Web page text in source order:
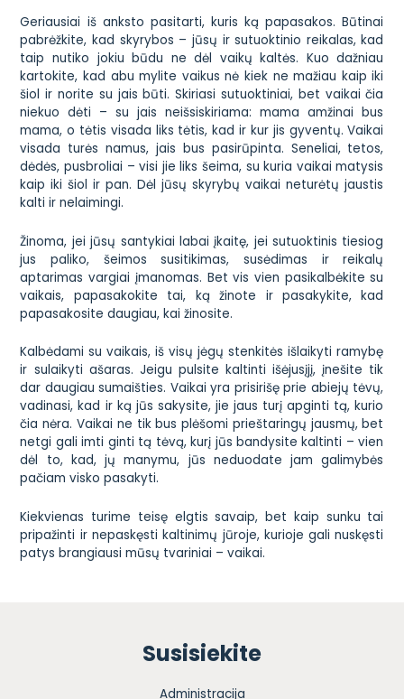
Geriausiai iš anksto pasitarti, kuris ką papasakos. Būtinai
pabrėžkite, kad skyrybos – jūsų ir sutuoktinio reikalas, kad
taip nutiko jokiu būdu ne dėl vaikų kaltės. Kuo dažniau
kartokite, kad abu mylite vaikus nė kiek ne mažiau kaip iki
šiol ir norite su jais būti. Skiriasi sutuoktiniai, bet vaikai čia
niekuo dėti – su jais neišsiskiriama: mama amžinai bus
mama, o tėtis visada liks tėtis, kad ir kur jis gyventų. Vaikai
visada turės namus, jais bus pasirūpinta. Seneliai, tetos,
dėdės, pusbroliai – visi jie liks šeima, su kuria vaikai matysis
kaip iki šiol ir pan. Dėl jūsų skyrybų vaikai neturėtų jaustis
kalti ir nelaimingi.
Žinoma, jei jūsų santykiai labai įkaitę, jei sutuoktinis tiesiog
jus paliko, šeimos susitikimas, susėdimas ir reikalų
aptarimas vargiai įmanomas. Bet vis vien pasikalbėkite su
vaikais, papasakokite tai, ką žinote ir pasakykite, kad
papasakosite daugiau, kai žinosite.
Kalbėdami su vaikais, iš visų jėgų stenkitės išlaikyti ramybę
ir sulaikyti ašaras. Jeigu pulsite kaltinti išėjusįjį, įnešite tik
dar daugiau sumaišties. Vaikai yra prisirišę prie abiejų tėvų,
vadinasi, kad ir ką jūs sakysite, jie jaus turį apginti tą, kurio
čia nėra. Vaikai ne tik bus plėšomi prieštaringų jausmų, bet
netgi gali imti ginti tą tėvą, kurį jūs bandysite kaltinti – vien
dėl to, kad, jų manymu, jūs neduodate jam galimybės
pačiam visko pasakyti.
Kiekvienas turime teisę elgtis savaip, bet kaip sunku tai
pripažinti ir nepaskęsti kaltinimų jūroje, kurioje gali nuskęsti
patys brangiausi mūsų tvariniai – vaikai.
Susisiekite
Administracija